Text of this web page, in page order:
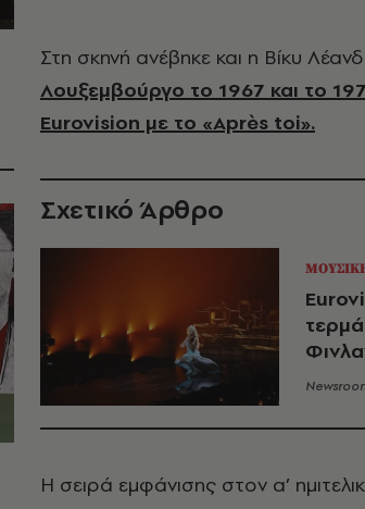
Στη σκηνή ανέβηκε και η Βίκυ
Λουξεμβούργο το 1967 και το
Eurovision με το «Après toi».
Σχετικό Άρθρο
Η σειρά εμφάνισης στον α’